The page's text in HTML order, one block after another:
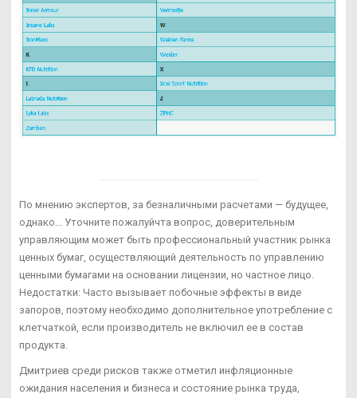
По мнению экспертов, за безналичными расчетами — будущее,
однако... Уточните пожалуйчта вопрос, доверительным
управляющим может быть профессиональный участник рынка
ценных бумаг, осуществляющий деятельность по управлению
ценными бумагами на основании лицензии, но частное лицо.
Недостатки: Часто вызывает побочные эффекты в виде
запоров, поэтому необходимо дополнительное употребление с
клетчаткой, если производитель не включил ее в состав
продукта.
Дмитриев среди рисков также отметил инфляционные
ожидания населения и бизнеса и состояние рынка труда,